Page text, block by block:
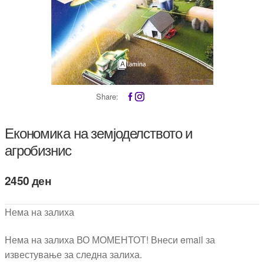
Share:
Економика на земјоделството и
агробизнис
2450ден
Нема на залиха
Нема на залиха ВО МОМЕНТОТ! Внеси email за
известување за следна залиха.